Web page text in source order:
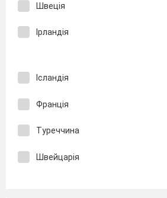
Швеція
Ірландія
Ісландія
Франція
Туреччина
Швейцарія